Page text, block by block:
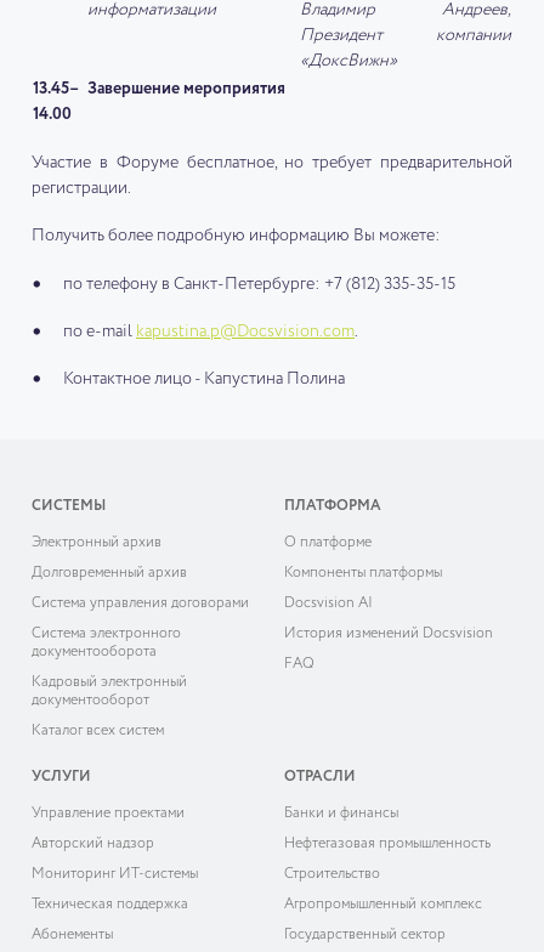
информатизации
Владимир Андреев,
Президент компании
«ДоксВижн»
13.45–
14.00
Завершение мероприятия
Участие в Форуме бесплатное, но требует предварительной
регистрации.
Получить более подробную информацию Вы можете:
по телефону в Санкт-Петербурге: +7 (812) 335-35-15
по e-mail kapustina.p@Docsvision.com.
Контактное лицо - Капустина Полина
СИСТЕМЫ
Электронный архив
Долговременный архив
Система управления договорами
Система электронного
документооборота
Кадровый электронный
документооборот
Каталог всех систем
ПЛАТФОРМА
О платформе
Компоненты платформы
Docsvision AI
История изменений Docsvision
FAQ
УСЛУГИ
Управление проектами
Авторский надзор
Мониторинг ИТ-системы
Техническая поддержка
Абонементы
ОТРАСЛИ
Банки и финансы
Нефтегазовая промышленность
Строительство
Агропромышленный комплекс
Государственный сектор